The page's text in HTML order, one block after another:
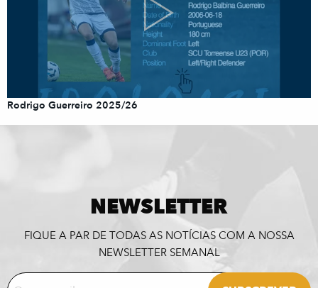
Rodrigo Guerreiro 2025/26
NEWSLETTER
FIQUE A PAR DE TODAS AS NOTÍCIAS COM A NOSSA
NEWSLETTER SEMANAL